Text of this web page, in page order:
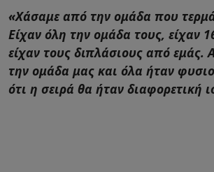
«Χάσαμε από την ομάδα που
Είχαν όλη την ομάδα τους, είχαν
είχαν τους διπλάσιους από εμάς.
την ομάδα μας και όλα ήταν
ότι η σειρά θα ήταν διαφορετική